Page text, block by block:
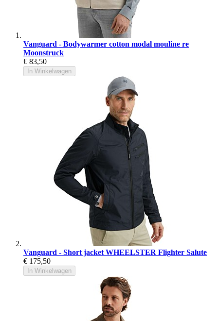
Vanguard - Bodywarmer cotton modal mouline re
Moonstruck
€ 83,50
In Winkelwagen
Vanguard - Short jacket WHEELSTER Flighter Salute
€ 175,50
In Winkelwagen